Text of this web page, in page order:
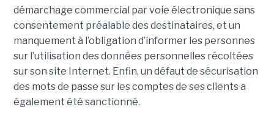
démarchage commercial par voie électronique sans
consentement préalable des destinataires, et un
manquement à l’obligation d’informer les personnes
sur l’utilisation des données personnelles récoltées
sur son site Internet. Enfin, un défaut de sécurisation
des mots de passe sur les comptes de ses clients a
également été sanctionné.